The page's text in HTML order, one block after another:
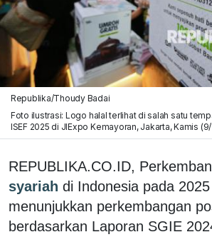
Republika/Thoudy Badai
Foto ilustrasi: Logo halal terlihat di salah satu
ISEF 2025 di JIExpo Kemayoran, Jakarta, Kamis
REPUBLIKA.CO.ID,
syariah di Indonesia pada
menunjukkan perkembangan
berdasarkan Laporan SGIE